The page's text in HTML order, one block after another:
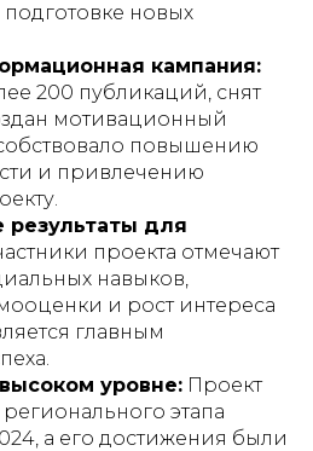
новых
кампания:
200 публикаций, снят
мотивационный
повышению
и привлечению
результаты для
проекта отмечают
навыков,
и рост интереса
главным
уровне: Проект
этапа
а его достижения были